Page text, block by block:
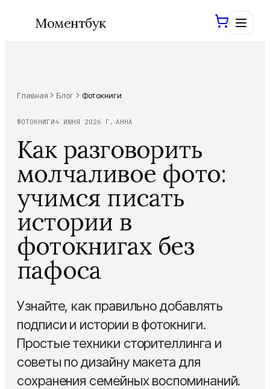
Моментбук
Сохраним ваши проекты
Создать книгу
Фотокниги
Все фотокниги
Свадебная
Детская
Семейная
Из путешествий
На годовщину свадьбы
Шаблоны
AI-инструменты
Сертификаты
Блог
Помощь
Главная Блог Фотокниги
ФОТОКНИГИ4 ИЮНЯ 2026 Г. АННА
Как разговорить
молчаливое фото:
учимся писать
истории в
фотокнигах без
пафоса
Узнайте, как правильно добавлять
подписи и истории в фотокниги.
Простые техники сторителлинга и
советы по дизайну макета для
сохранения семейных воспоминаний.